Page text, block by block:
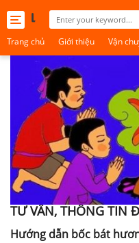
Toggle
navigation
Trang chủ Giới thiệu Vận
TƯ VẤN, THÔNG TIN
Hướng dẫn bốc bát